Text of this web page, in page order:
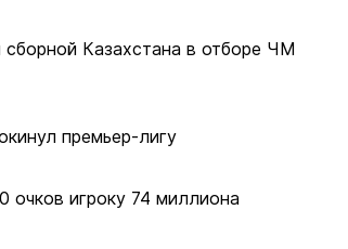
сборной Казахстана в отборе ЧМ
премьер-лигу
очков игроку 74 миллиона